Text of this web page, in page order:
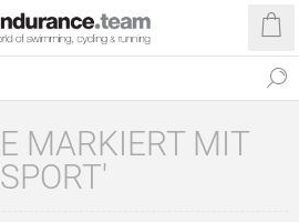
MARKIERT MIT